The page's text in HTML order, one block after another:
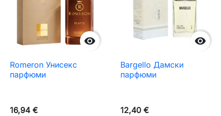

Romeron Унисекс
парфюми
16,94 €

Bargello Дамски
парфюми
12,40 €